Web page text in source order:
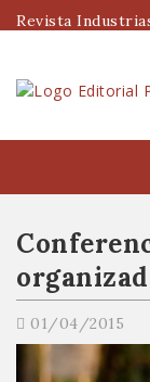
Revista
01/04/2015